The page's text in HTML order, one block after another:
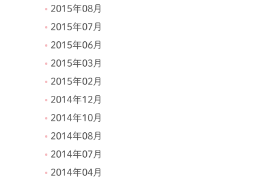
2015年08月
2015年07月
2015年06月
2015年03月
2015年02月
2014年12月
2014年10月
2014年08月
2014年07月
2014年04月